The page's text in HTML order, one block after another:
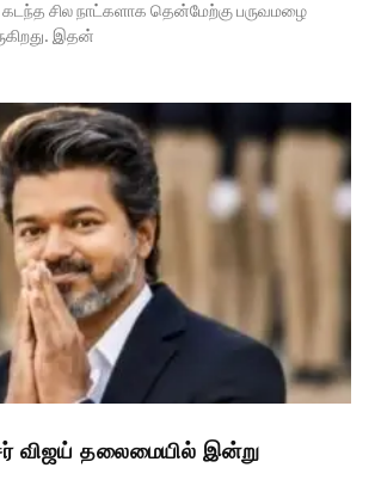
கடந்த சில நாட்களாக தென்மேற்கு பருவமழை
இதன்
விஜய் தலைமையில் இன்று